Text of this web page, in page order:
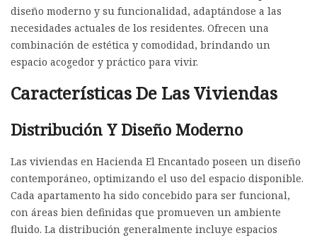
diseño moderno y su funcionalidad, adaptándose a las
necesidades actuales de los residentes. Ofrecen una
combinación de estética y comodidad, brindando un
espacio acogedor y práctico para vivir.
Características De Las Viviendas
Distribución Y Diseño Moderno
Las viviendas en Hacienda El Encantado poseen un diseño
contemporáneo, optimizando el uso del espacio disponible.
Cada apartamento ha sido concebido para ser funcional,
con áreas bien definidas que promueven un ambiente
fluido. La distribución generalmente incluye espacios